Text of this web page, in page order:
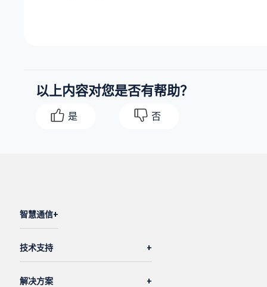
以上内容对您是否有帮助？
是 否
智慧通信
技术支持
解决方案